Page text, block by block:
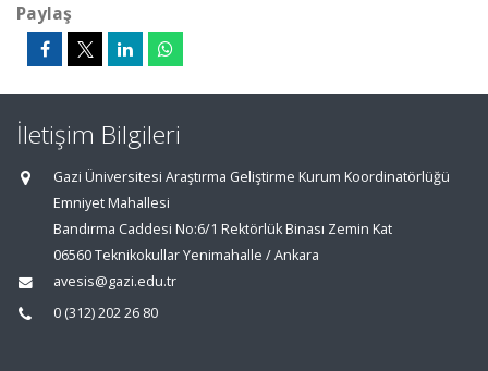
Paylaş
İletişim Bilgileri
Gazi Üniversitesi Araştırma Geliştirme Kurum Koordinatörlüğü
Emniyet Mahallesi
Bandırma Caddesi No:6/1 Rektörlük Binası Zemin Kat
06560 Teknikokullar Yenimahalle / Ankara
avesis@gazi.edu.tr
0 (312) 202 26 80